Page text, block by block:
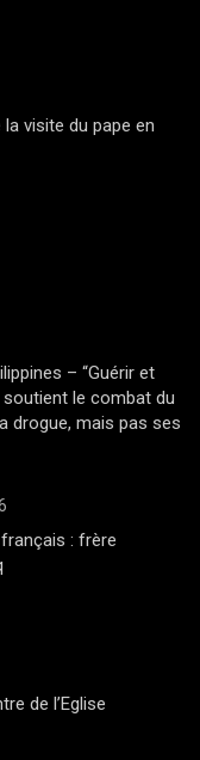
visite du pape en
– “Guérir et
soutient le combat du
drogue, mais pas ses
: frère
de l’Eglise